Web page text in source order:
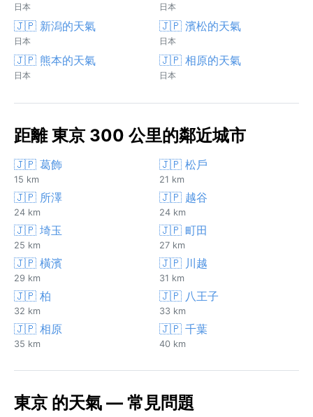
日本 日本
🇯🇵 新潟的天氣
日本
🇯🇵 濱松的天氣
日本
🇯🇵 熊本的天氣
日本
🇯🇵 相原的天氣
日本
距離 東京 300 公里的鄰近城市
🇯🇵 葛飾
15 km
🇯🇵 松戶
21 km
🇯🇵 所澤
24 km
🇯🇵 越谷
24 km
🇯🇵 埼玉
25 km
🇯🇵 町田
27 km
🇯🇵 橫濱
29 km
🇯🇵 川越
31 km
🇯🇵 柏
32 km
🇯🇵 八王子
33 km
🇯🇵 相原
35 km
🇯🇵 千葉
40 km
東京 的天氣 — 常見問題